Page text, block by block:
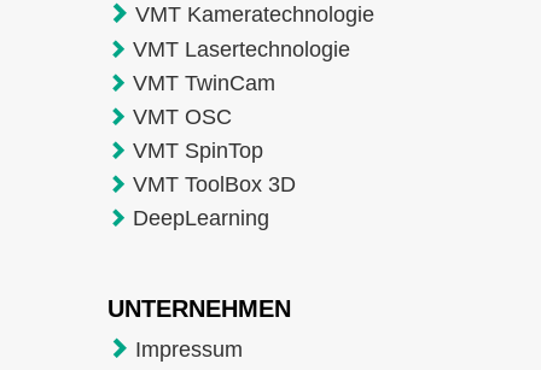
VMT Kameratechnologie
VMT Lasertechnologie
VMT TwinCam
VMT OSC
VMT SpinTop
VMT ToolBox 3D
DeepLearning
UNTERNEHMEN
Impressum